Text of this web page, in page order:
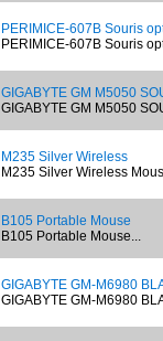
PERIMICE-607B Souris
PERIMICE-607B Souris
GIGABYTE GM M5050
GIGABYTE GM M5050
M235 Silver Wireless
M235 Silver Wireless
B105 Portable Mouse
B105 Portable Mouse...
GIGABYTE GM-M6980
GIGABYTE GM-M6980